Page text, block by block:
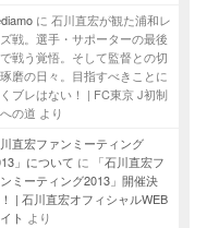
に 石川直宏が観た浦和レ
戦。選手・サポーターの最後
戦う覚悟。そして監督との切
磨の日々。目指すべきことに
ブレはない！ | FC東京 J初制
の道 より
直宏ファンミーティング
」について に
「石川直宏フ
ミーティング2013」開催決
| 石川直宏オフィシャルWEB
ト より